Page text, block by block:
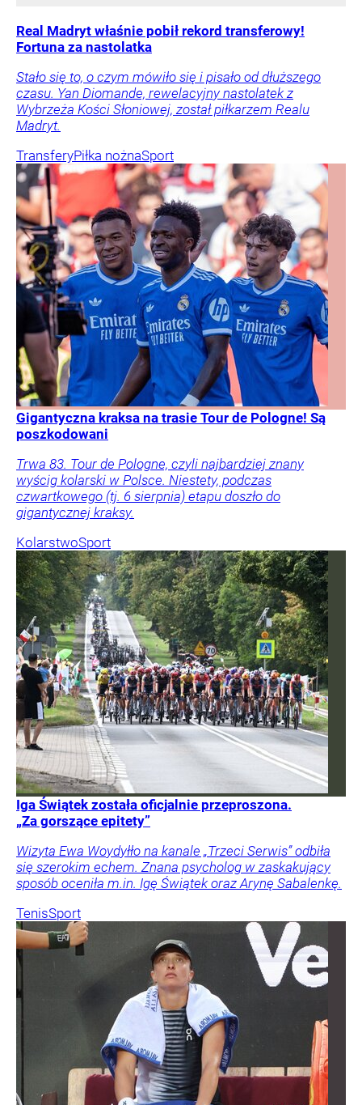
Real Madryt właśnie pobił rekord transferowy!
Fortuna za nastolatka
Stało się to, o czym mówiło się i pisało od dłuższego
czasu. Yan Diomande, rewelacyjny nastolatek z
Wybrzeża Kości Słoniowej, został piłkarzem Realu
Madryt.
TransferyPiłka nożnaSport
Gigantyczna kraksa na trasie Tour de Pologne! Są
poszkodowani
Trwa 83. Tour de Pologne, czyli najbardziej znany
wyścig kolarski w Polsce. Niestety, podczas
czwartkowego (tj. 6 sierpnia) etapu doszło do
gigantycznej kraksy.
KolarstwoSport
Iga Świątek została oficjalnie przeproszona.
„Za gorszące epitety”
Wizyta Ewa Woydyłło na kanale „Trzeci Serwis” odbiła
się szerokim echem. Znana psycholog w zaskakujący
sposób oceniła m.in. Igę Świątek oraz Arynę Sabalenkę.
TenisSport